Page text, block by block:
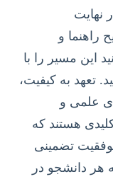
نهایت
راهنما و
این مسیر را با
تعهد به کیفیت،
علمی و
هستند که
تضمینی
هر دانشجو در